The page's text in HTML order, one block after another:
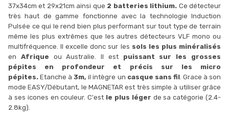
37x34cm et 29x21cm ainsi que 2 batteries lithium. Ce détecteur
très haut de gamme fonctionne avec la technologie Induction
Pulsée ce qui le rend bien plus performant sur tout type de terrain
même les plus extrêmes que les autres détecteurs VLF mono ou
multifréquence. Il excelle donc sur les sols les plus minéralisés
en Afrique ou Australie. Il est puissant sur les grosses
pépites en profondeur et précis sur les micro
pépites. Etanche à3m, il intègre un casque sans fil. Grace à son
mode EASY/Débutant, le MAGNETAR est très simple à utiliser grâce
à ses icones en couleur. C'est le plus léger de sa catégorie (2.4-
2.8kg).